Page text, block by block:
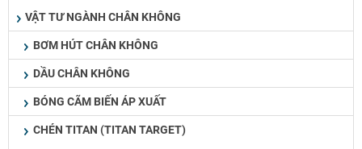
VẬT TƯ NGÀNH CHÂN KHÔNG
BƠM HÚT CHÂN KHÔNG
DẦU CHÂN KHÔNG
BÓNG CÃM BIẾN ÁP XUẤT
CHÉN TITAN (TITAN TARGET)